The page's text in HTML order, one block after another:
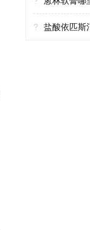
? 盐酸依匹斯